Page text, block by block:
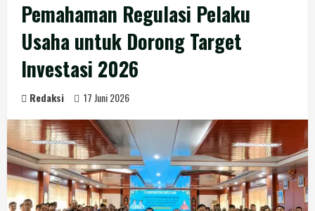
Pemahaman Regulasi Pelaku
Usaha untuk Dorong Target
Investasi 2026
Redaksi 17 Juni 2026